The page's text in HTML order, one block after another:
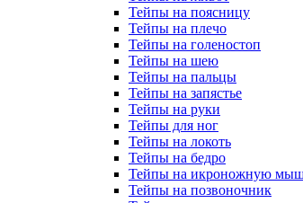
Тейпы на поясницу
Тейпы на плечо
Тейпы на голеностоп
Тейпы на шею
Тейпы на пальцы
Тейпы на запястье
Тейпы на руки
Тейпы для ног
Тейпы на локоть
Тейпы на бедро
Тейпы на икроножную
Тейпы на позвоночник